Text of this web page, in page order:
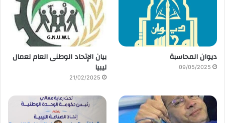
ديوان المحاسبة
09/05/2025
بيان الإتحاد الوطنى العام لعمال
ليبيا
21/02/2025